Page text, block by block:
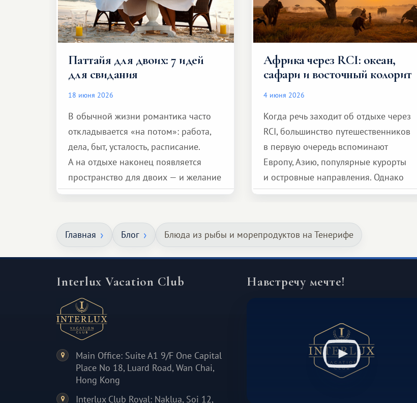
Паттайя для двоих: 7 идей
для свидания
18 июня 2026
В обычной жизни романтика часто
откладывается «на потом»: работа,
дела, быт, усталость, расписание.
А на отдыхе наконец появляется
пространство для двоих — и желание
сделать для близкого человека что-то
масштабное, но тёплое
и запоминающееся :)
Африка через RCI: океан,
сафари и восточный колорит
4 июня 2026
Когда речь заходит об отдыхе через
RCI, большинство путешественников
в первую очередь вспоминают
Европу, Азию, популярные курорты
и островные направления. Однако
возможности обменной системы
и Африка — континент, который
способен подарить совершенно иной
Главная Блог Блюда из рыбы и морепродуктов на Тенерифе
Interlux Vacation Club
Main Office: Suite A1 9/F One Capital
Place No 18, Luard Road, Wan Chai,
Hong Kong
Interlux Club Royal: Naklua, Soi 12,
Навстречу мечте!